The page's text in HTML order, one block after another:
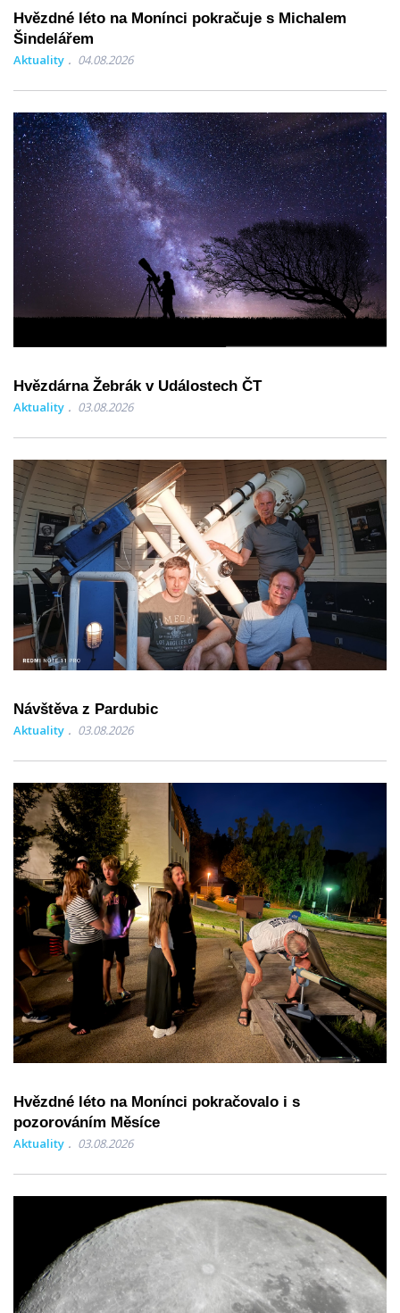
Hvězdné léto na Monínci pokračuje s Michalem
Šindelářem
Aktuality 04.08.2026
Hvězdárna Žebrák v Událostech ČT
Aktuality 03.08.2026
Návštěva z Pardubic
Aktuality 03.08.2026
Hvězdné léto na Monínci pokračovalo i s
pozorováním Měsíce
Aktuality 03.08.2026